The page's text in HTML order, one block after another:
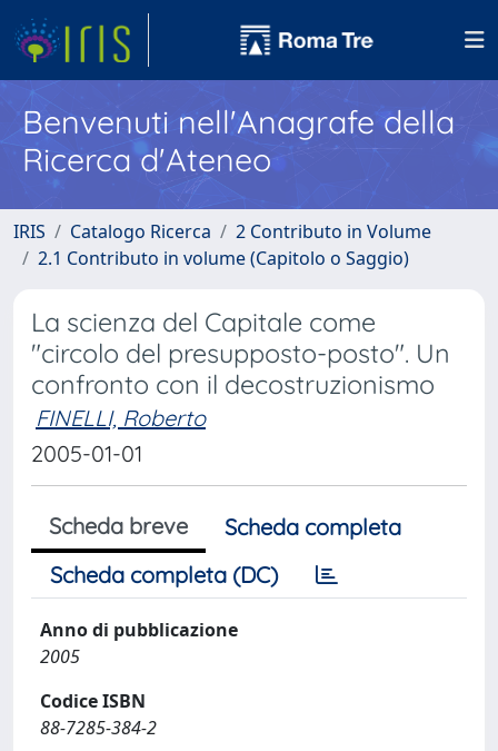
Benvenuti nell'Anagrafe della
Ricerca d'Ateneo
IRIS Catalogo Ricerca
2 Contributo in Volume
2.1 Contributo in volume (Capitolo o Saggio)
La scienza del Capitale come
"circolo del presupposto-posto". Un
confronto con il decostruzionismo
FINELLI, Roberto
2005-01-01
Scheda breve
Scheda completa
Scheda completa (DC)
Anno di pubblicazione
2005
Codice ISBN
88-7285-384-2